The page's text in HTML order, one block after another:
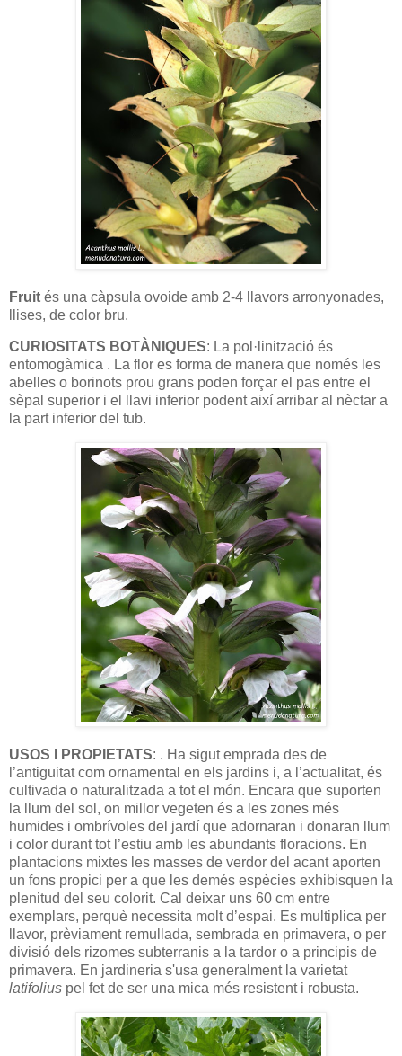
Fruit és una càpsula ovoide amb 2-4 llavors arronyonades,
llises, de color bru.
CURIOSITATS BOTÀNIQUES: La pol·linització és
entomogàmica . La flor es forma de manera que només les
abelles o borinots prou grans poden forçar el pas entre el
sèpal superior i el llavi inferior podent així arribar al nèctar a
la part inferior del tub.
USOS I PROPIETATS: . Ha sigut emprada des de
l’antiguitat com ornamental en els jardins i, a l’actualitat, és
cultivada o naturalitzada a tot el món. Encara que suporten
la llum del sol, on millor vegeten és a les zones més
humides i ombrívoles del jardí que adornaran i donaran llum
i color durant tot l’estiu amb les abundants floracions. En
plantacions mixtes les masses de verdor del acant aporten
un fons propici per a que les demés espècies exhibisquen la
plenitud del seu colorit. Cal deixar uns 60 cm entre
exemplars, perquè necessita molt d’espai. Es multiplica per
llavor, prèviament remullada, sembrada en primavera, o per
divisió dels rizomes subterranis a la tardor o a principis de
primavera. En jardineria s'usa generalment la varietat
latifolius pel fet de ser una mica més resistent i robusta.